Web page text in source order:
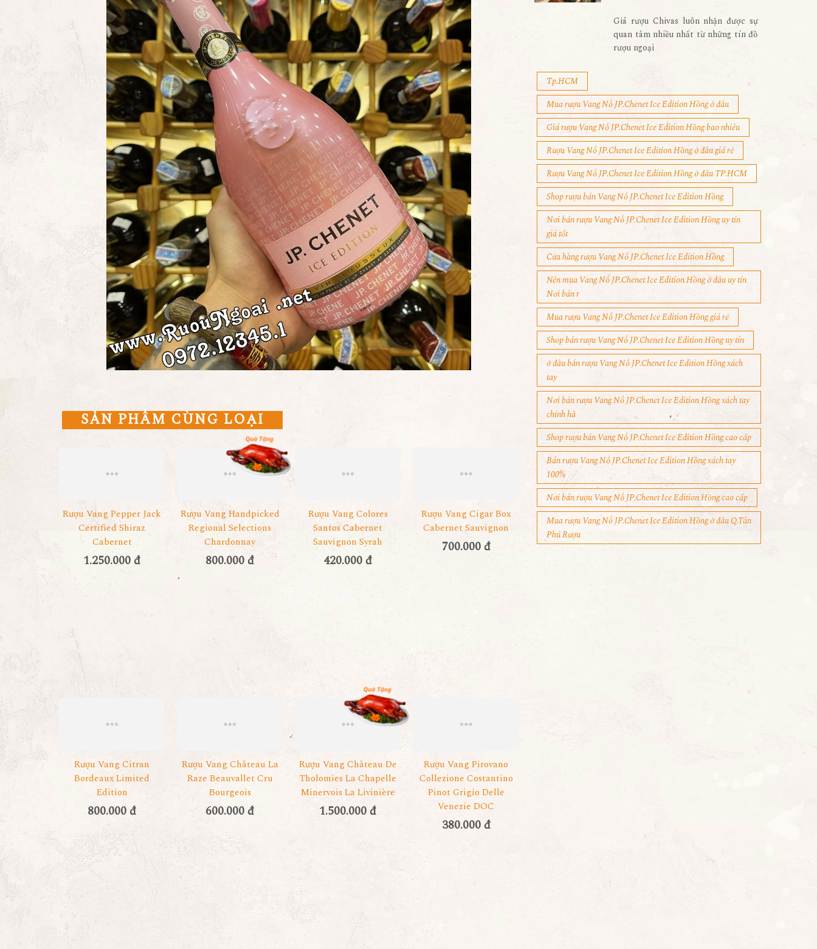
SẢN PHẨM CÙNG LOẠI
Rượu Vang Pepper Jack
Certified Shiraz
Cabernet
1.250.000 đ
Rượu Vang Handpicked
Regional Selections
Chardonnay
800.000 đ
Rượu Vang Colores
Santos Cabernet
Sauvignon Syrah
420.000 đ
Rượu Vang Cigar Box
Cabernet Sauvignon
700.000 đ
Rượu Vang Citran
Bordeaux Limited
Edition
800.000 đ
Rượu Vang Château La
Raze Beauvallet Cru
Bourgeois
600.000 đ
Rượu Vang Château De
Tholomies La Chapelle
Minervois La Livinière
1.500.000 đ
Rượu Vang Pirovano
Collezione Costantino
Pinot Grigio Delle
Venezie DOC
380.000 đ
Giá rượu Chivas luôn nhận được sự
quan tâm nhiều nhất từ những tín đồ
rượu ngoại
Tp.HCM
Mua rượu Vang Nổ JP.Chenet Ice Edition Hồng ở đâu
Giá rượu Vang Nổ JP.Chenet Ice Edition Hồng bao nhiêu
Rượu Vang Nổ JP.Chenet Ice Edition Hồng ở đâu giá rẻ
Rượu Vang Nổ JP.Chenet Ice Edition Hồng ở đâu TP.HCM
Shop rượu bán Vang Nổ JP.Chenet Ice Edition Hồng
Nơi bán rượu Vang Nổ JP.Chenet Ice Edition Hồng uy tín
giá tốt
Cửa hàng rượu Vang Nổ JP.Chenet Ice Edition Hồng
Nên mua Vang Nổ JP.Chenet Ice Edition Hồng ở đâu uy tín
Nơi bán r
Mua rượu Vang Nổ JP.Chenet Ice Edition Hồng giá rẻ
Shop bán rượu Vang Nổ JP.Chenet Ice Edition Hồng uy tín
ở đâu bán rượu Vang Nổ JP.Chenet Ice Edition Hồng xách
tay
Nơi bán rượu Vang Nổ JP.Chenet Ice Edition Hồng xách tay
chính hã
Shop rượu bán Vang Nổ JP.Chenet Ice Edition Hồng cao cấp
Bán rượu Vang Nổ JP.Chenet Ice Edition Hồng xách tay
100%
Nơi bán rượu Vang Nổ JP.Chenet Ice Edition Hồng cao cấp
Mua rượu Vang Nổ JP.Chenet Ice Edition Hồng ở đâu Q.Tân
Phú Rượu